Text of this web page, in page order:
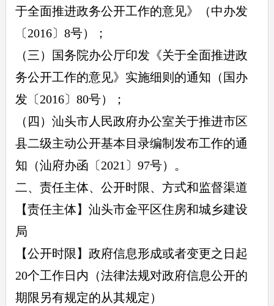
于全面推进政务公开工作的意见》（中办发
〔2016〕8号）；
（三）国务院办公厅印发《关于全面推进政
务公开工作的意见》实施细则的通知（国办
发〔2016〕80号）；
（四）汕头市人民政府办公室关于推进市区
县二级主动公开基本目录编制发布工作的通
知（汕府办函〔2021〕97号）。
二、责任主体、公开时限、方式和监督渠道
【责任主体】汕头市金平区住房和城乡建设
局
【公开时限】政府信息形成或者变更之日起
20个工作日内（法律法规对政府信息公开的
期限另有规定的从其规定）